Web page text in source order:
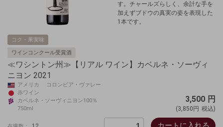
す。チャールズらしく、余計な手を
加えずブドウの真実の姿を表現した
1本です。
コク・果実味
ワインコンクール受賞酒
≪ワシントン州≫【リアル ワイン】カベルネ・ソーヴィ
ニヨン 2021
アメリカ コロンビア・ヴァレー
赤ワイン
カベルネ・ソーヴィニヨン100％
750ml
3,500 円
(3,850円 税込)
カートに入れる